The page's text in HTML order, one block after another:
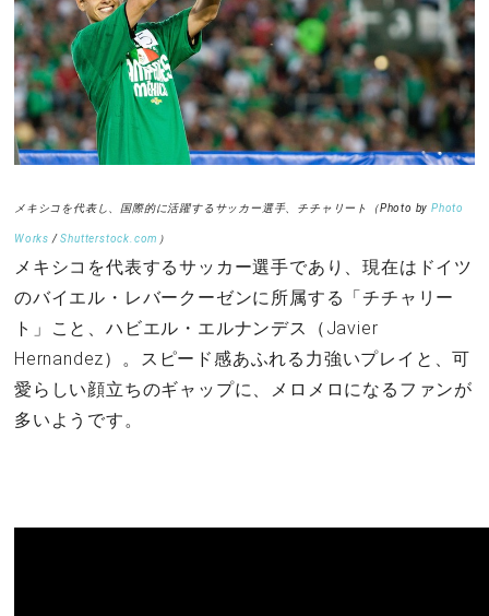
メキシコを代表し、国際的に活躍するサッカー選手、チチャリート（Photo by Photo
Works /Shutterstock.com ）
メキシコを代表するサッカー選手であり、現在はドイツ
のバイエル・レバークーゼンに所属する「チチャリー
ト」こと、ハビエル・エルナンデス（Javier
Hernandez）。スピード感あふれる力強いプレイと、可
愛らしい顔立ちのギャップに、メロメロになるファンが
多いようです。